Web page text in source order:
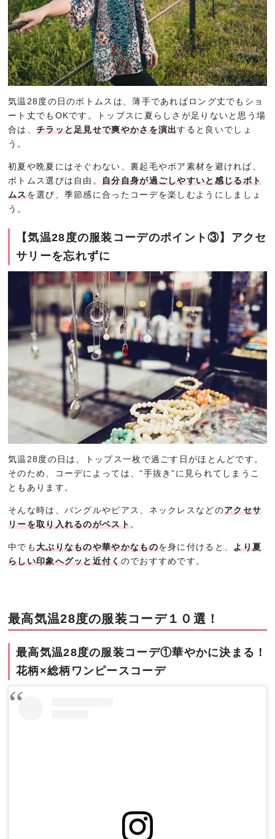
気温28度の日のボトムスは、薄手であればロング丈でもショ
ート丈でもOKです。トップスに夏らしさが足りないと思う場
合は、 チラッと足見せで爽やかさを演出すると良いでしょ
う。
初夏や晩夏にはそぐわない、裏起毛やボア素材を避ければ、
ボトムス選びは自由。 自分自身が過ごしやすいと感じるボト
ムスを選び、季節感に合ったコーデを楽しむようにしましょ
う。
【気温28度の服装コーデのポイント③】アクセ
サリーを忘れずに
気温28度の日は、トップス一枚で過ごす日がほとんどです。
そのため、コーデによっては、“手抜き”に見られてしまうこ
ともあります。
そんな時は、バングルやピアス、ネックレスなどのアクセサ
リーを取り入れるのがベスト。
中でも大ぶりなものや華やかなものを身に付けると、より夏
らしい印象へグッと近付くのでおすすめです。
最高気温28度の服装コーデ１０選！
最高気温28度の服装コーデ①華やかに決まる！
花柄×総柄ワンピースコーデ